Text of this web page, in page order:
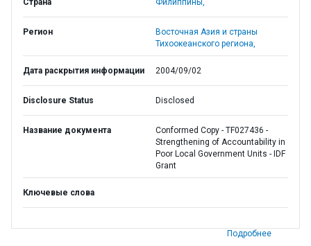
Страна Филиппины,
Регион
Восточная Азия и страны
Тихоокеанского региона,
Дата раскрытия информации 2004/09/02
Disclosure Status Disclosed
Название документа
Conformed Copy - TF027436 -
Strengthening of Accountability in
Poor Local Government Units - IDF
Grant
Ключевые слова
Подробнее